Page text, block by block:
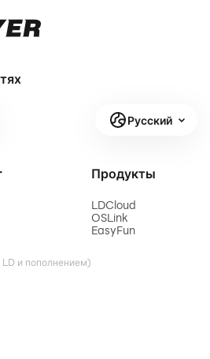
Русский
и пополнением)
Продукты
LDCloud
OSLink
EasyFun